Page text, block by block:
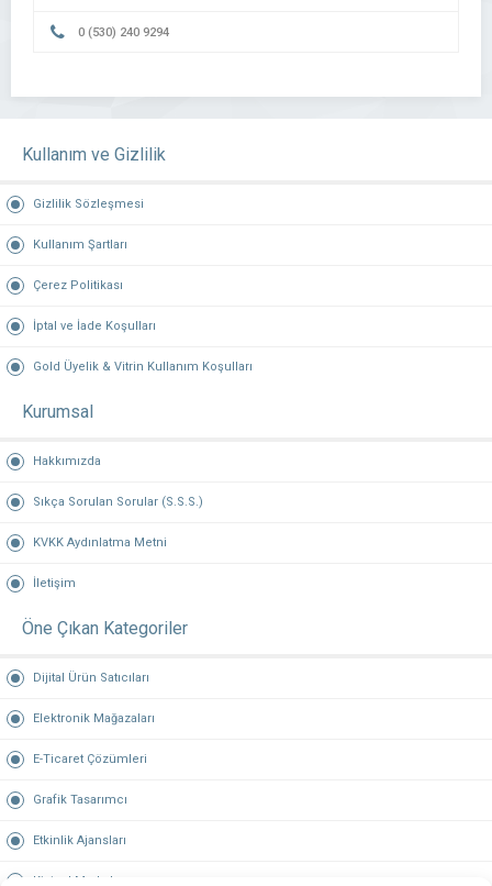
0 (530) 240 9294
Kullanım ve Gizlilik
Gizlilik Sözleşmesi
Kullanım Şartları
Çerez Politikası
İptal ve İade Koşulları
Gold Üyelik & Vitrin Kullanım Koşulları
Kurumsal
Hakkımızda
Sıkça Sorulan Sorular (S.S.S.)
KVKK Aydınlatma Metni
İletişim
Öne Çıkan Kategoriler
Dijital Ürün Satıcıları
Elektronik Mağazaları
E-Ticaret Çözümleri
Grafik Tasarımcı
Etkinlik Ajansları
Kişisel Markalar